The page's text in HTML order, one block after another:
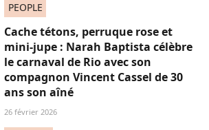
PEOPLE
Cache tétons, perruque rose et
mini-jupe : Narah Baptista célèbre
le carnaval de Rio avec son
compagnon Vincent Cassel de 30
ans son aîné
26 février 2026